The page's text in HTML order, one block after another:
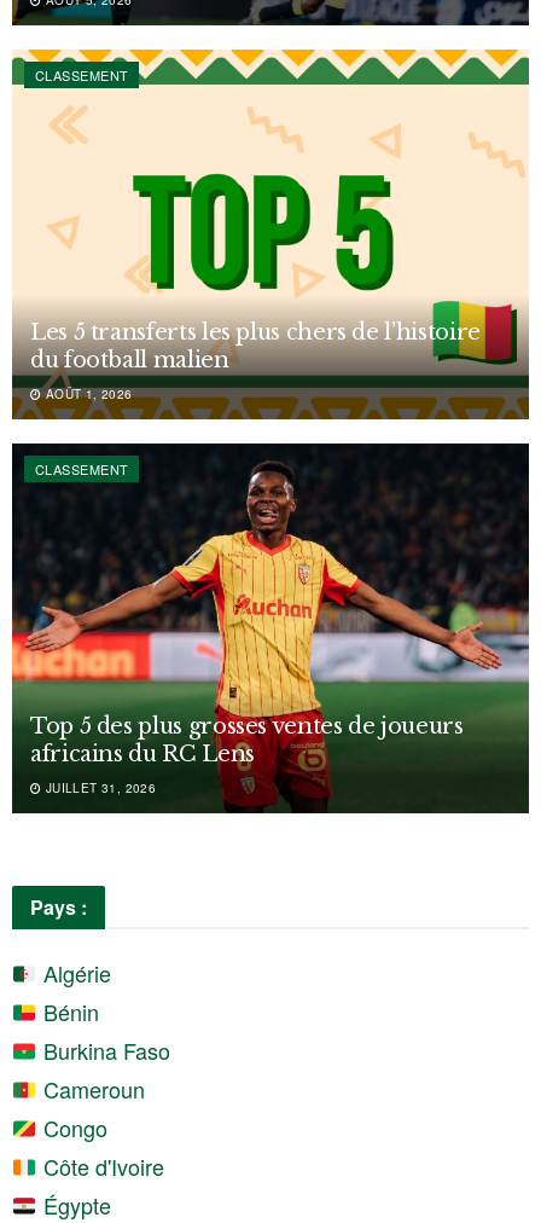
CLASSEMENT
Les 5 transferts les plus chers de l’histoire
du football malien
AOÛT 1, 2026
CLASSEMENT
Top 5 des plus grosses ventes de joueurs
africains du RC Lens
JUILLET 31, 2026
Pays :
Algérie
Bénin
Burkina Faso
Cameroun
Congo
Côte d'Ivoire
Égypte